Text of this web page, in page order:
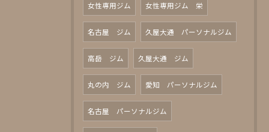
女性専用ジム 女性専用ジム 栄
名古屋 ジム 久屋大通 パーソナルジム
高岳 ジム 久屋大通 ジム
丸の内 ジム 愛知 パーソナルジム
名古屋 パーソナルジム